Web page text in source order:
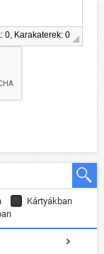
0, Karakaterek: 0
Kártyákban